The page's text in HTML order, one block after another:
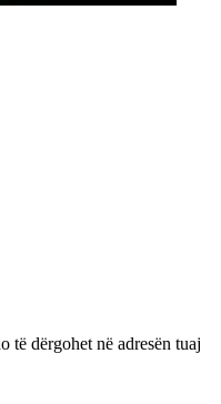
të dërgohet në adresën tuaj